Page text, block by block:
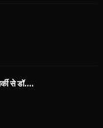
से डॉ....